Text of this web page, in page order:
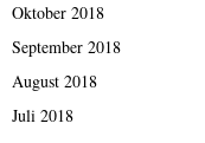
Oktober 2018
September 2018
August 2018
Juli 2018